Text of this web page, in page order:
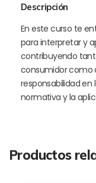
Descripción
En este curso te
para interpretar y
contribuyendo
consumidor como
responsabilidad en
normativa y la
Productos